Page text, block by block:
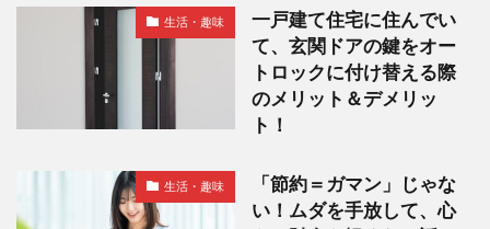
生活・趣味
一戸建て住宅に住んでい
て、玄関ドアの鍵をオー
トロックに付け替える際
のメリット＆デメリッ
ト！
生活・趣味
「節約＝ガマン」じゃな
い！ムダを手放して、心